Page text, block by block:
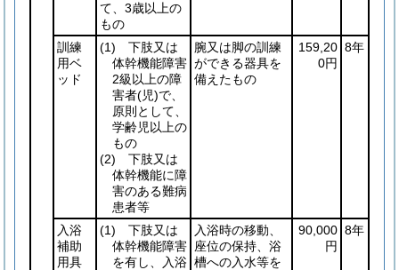
て、3歳以上の
もの
訓練
用ベ
ッド
(1) 下肢又は
体幹機能障害
2級以上の障
害者(児)で、
原則として、
学齢児以上の
もの
(2) 下肢又は
体幹機能に障
害のある難病
患者等
腕又は脚の訓練
ができる器具を
備えたもの
159,20
0円
8年
入浴
補助
用具
(1) 下肢又は
体幹機能障害
を有し、入浴
入浴時の移動、
座位の保持、浴
槽への入水等を
90,000
円
8年